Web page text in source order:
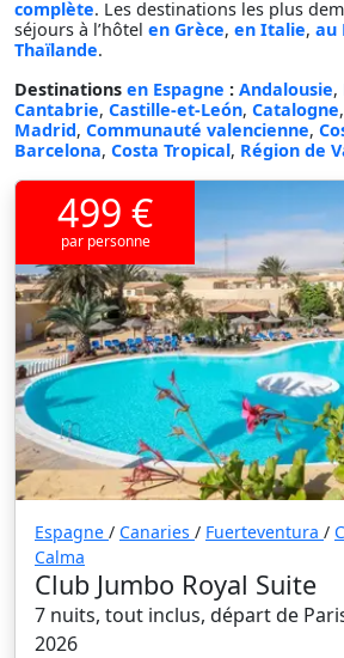
complète. Les destinations les plus
séjours à l’hôtel en Grèce, en Italie, au
Thaïlande.
Destinations en Espagne : Andalousie,
Cantabrie, Castille-et-León, Catalogne,
Madrid, Communauté valencienne,
Barcelona, Costa Tropical, Région de
499 €
par personne
Espagne / Canaries / Fuerteventura /
Calma
Club Jumbo Royal Suite
7 nuits, tout inclus, départ de
2026